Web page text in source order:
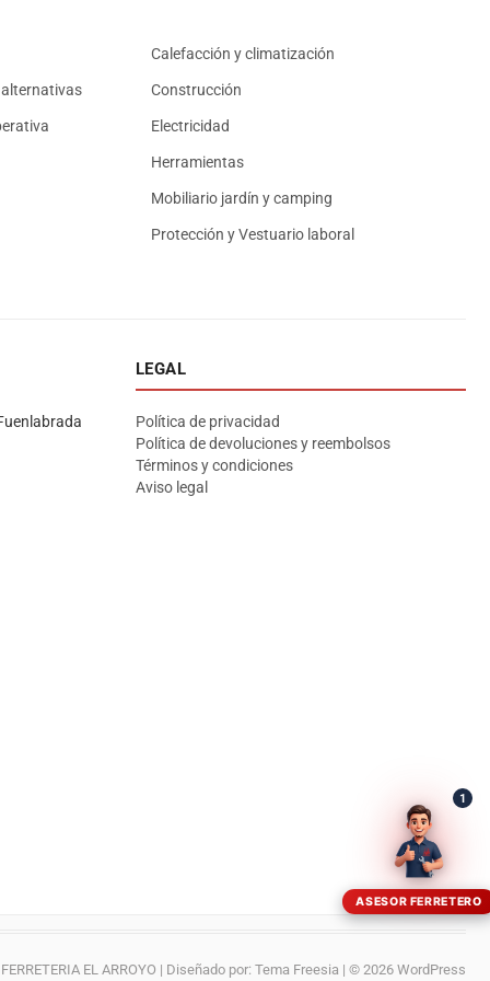
Calefacción y climatización
alternativas Construcción
Electricidad
Herramientas
Mobiliario jardín y camping
Protección y Vestuario laboral
LEGAL
Política de privacidad
Política de devoluciones y reembolsos
Términos y condiciones
Aviso legal
FERRETERIA EL ARROYO | Diseñado por: Tema Freesia | © 2026 WordPress
ASESOR FERRETERO
1
Asesor El Arroyo
En línea · responde en segundos
WhatsApp